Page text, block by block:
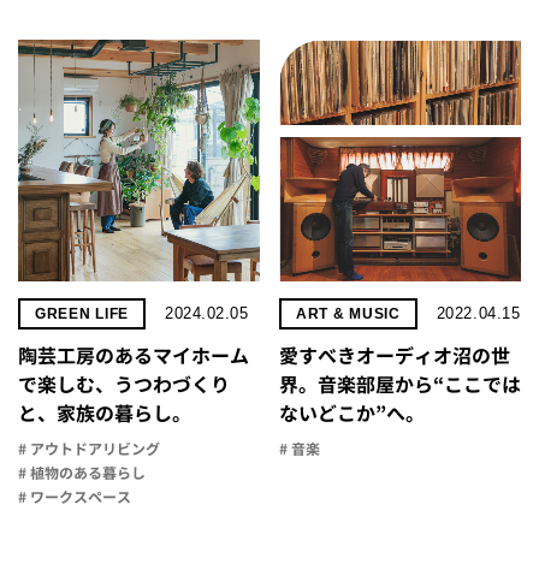
GREEN LIFE 2024.02.05
陶芸工房のあるマイホーム
で楽しむ、うつわづくり
と、家族の暮らし。
# アウトドアリビング
# 植物のある暮らし
# ワークスペース
ART & MUSIC 2022.04.15
愛すべきオーディオ沼の世
界。音楽部屋から“ここでは
ないどこか”へ。
# 音楽